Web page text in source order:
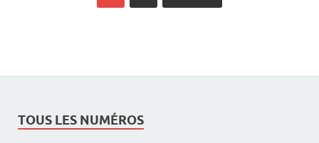
TOUS LES NUMÉROS